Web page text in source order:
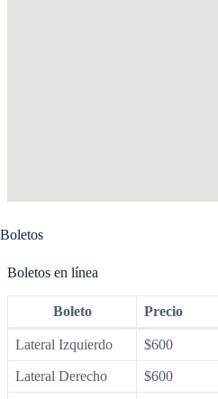
Boletos
Boletos en línea
Boleto Precio
Lateral Izquierdo $600
Lateral Derecho $600